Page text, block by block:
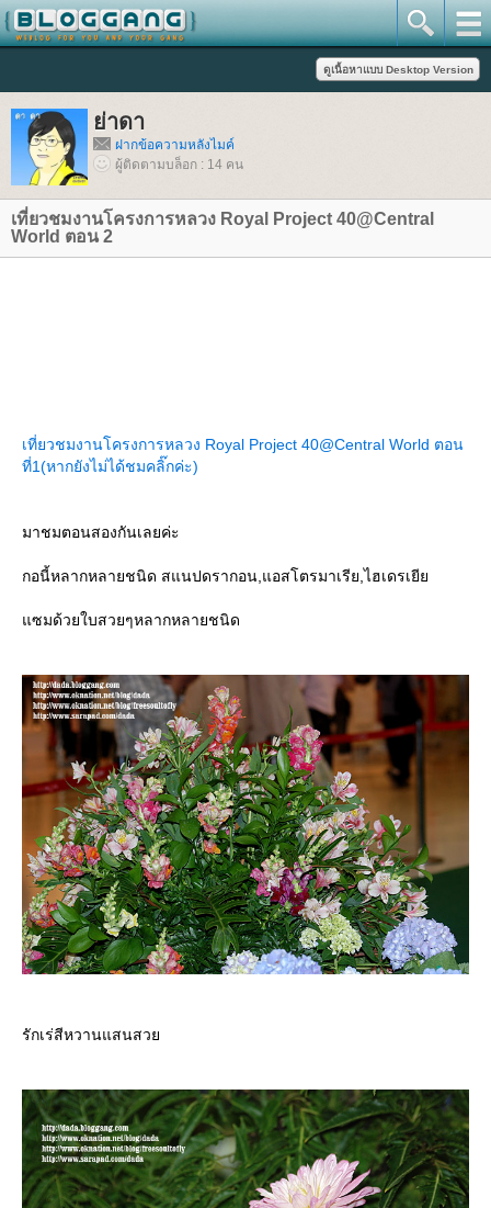
่าดา
ฝากข้อความหลังไมค์
ผู้ติดตามบล็อก : 14 คน
เที่ยวชมงานโครงการหลวง Royal Project 40@Central
World ตอน 2
เที่ยวชมงานโครงการหลวง Royal Project 40@Central World ตอน
ที่1(หากยังไม่ได้ชมคลิ๊กค่ะ)
มาชมตอนสองกันเลยค่ะ
กอนี้หลากหลายชนิด สแนปดรากอน,แอสโตรมาเรีย,ไฮเดรเยี
ซมด้วยใบสวยๆหลากหลายชนิด
รักเร่สีหวานแสนสว